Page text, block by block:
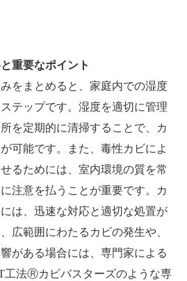
重要なポイント
をまとめると、家庭内での湿度
テップです。湿度を適切に管理
を定期的に清掃することで、カ
可能です。また、毒性カビによ
るためには、室内環境の質を常
注意を払うことが重要です。カ
は、迅速な対応と適切な処置が
広範囲にわたるカビの発生や、
がある場合には、専門家による
工法Ⓡカビバスターズのような専